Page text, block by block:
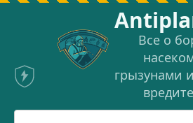
Перейти
Все о
грызунами
Поиск: